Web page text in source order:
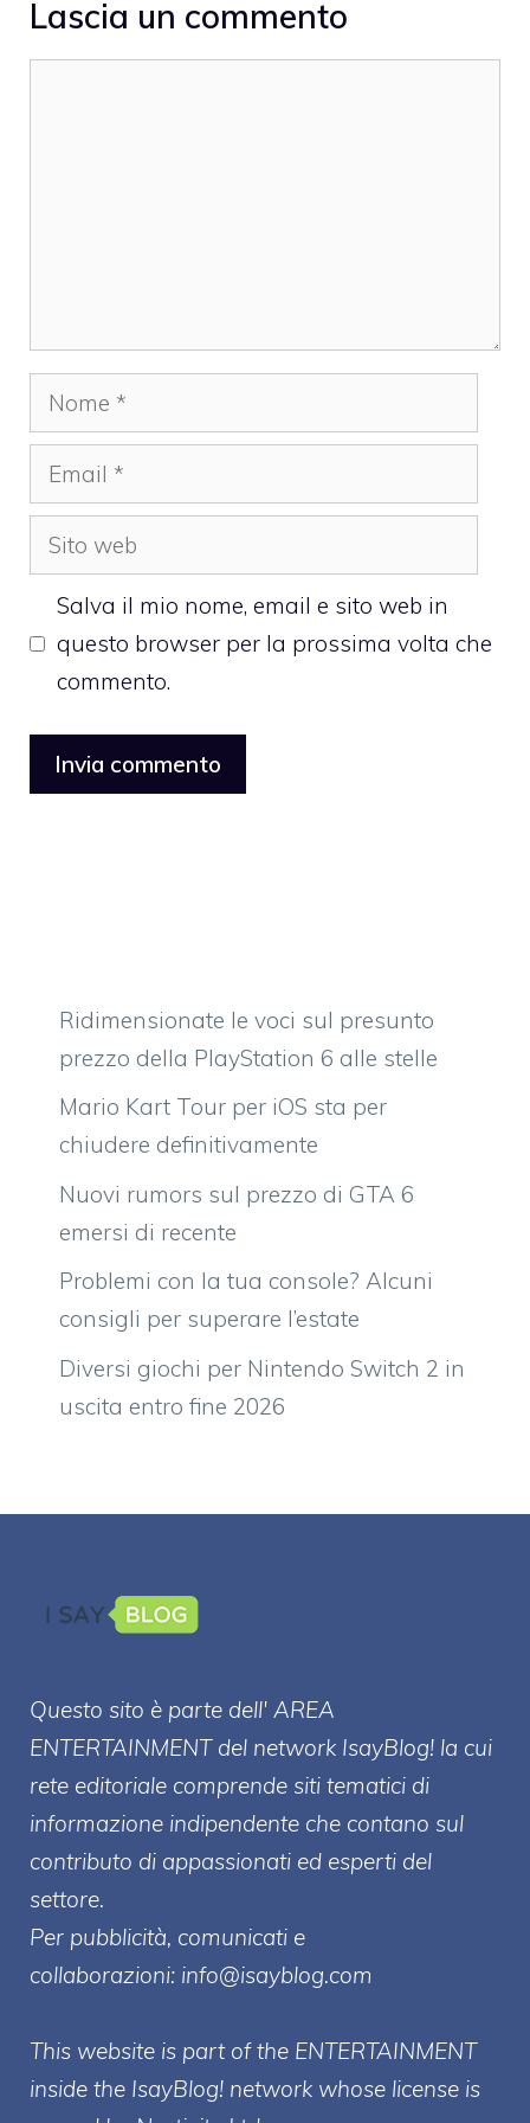
Lascia un commento
Nome
Email
Sito
web
Salva il mio nome, email e sito web in
questo browser per la prossima volta che
commento.
Ridimensionate le voci sul presunto
prezzo della PlayStation 6 alle stelle
Mario Kart Tour per iOS sta per
chiudere definitivamente
Nuovi rumors sul prezzo di GTA 6
emersi di recente
Problemi con la tua console? Alcuni
consigli per superare l’estate
Diversi giochi per Nintendo Switch 2 in
uscita entro fine 2026
Questo sito è parte dell' AREA
ENTERTAINMENT del network IsayBlog! la cui
rete editoriale comprende siti tematici di
informazione indipendente che contano sul
contributo di appassionati ed esperti del
settore.
Per pubblicità, comunicati e
collaborazioni: info@isayblog.com
This website is part of the ENTERTAINMENT
inside the IsayBlog! network whose license is